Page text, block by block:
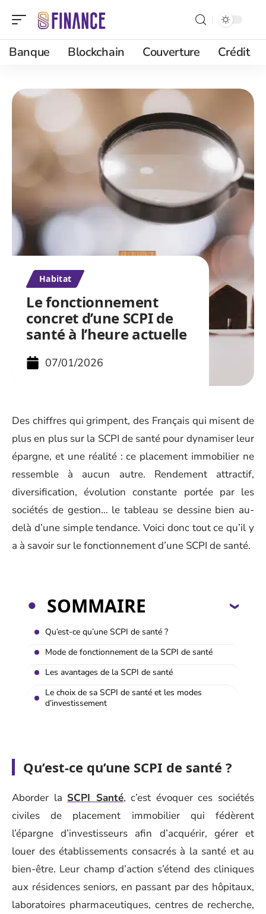
Banque Blockchain Couverture Crédit
Habitat
Le fonctionnement
concret d’une SCPI de
santé à l’heure actuelle
07/01/2026
Des chiffres qui grimpent, des Français qui misent de
plus en plus sur la SCPI de santé pour dynamiser leur
épargne, et une réalité : ce placement immobilier ne
ressemble à aucun autre. Rendement attractif,
diversification, évolution constante portée par les
sociétés de gestion… le tableau se dessine bien au-
delà d’une simple tendance. Voici donc tout ce qu’il y
a à savoir sur le fonctionnement d’une SCPI de santé.
SOMMAIRE
Qu’est-ce qu’une SCPI de santé ?
Mode de fonctionnement de la SCPI de santé
Les avantages de la SCPI de santé
Le choix de sa SCPI de santé et les modes
d’investissement
Qu’est-ce qu’une SCPI de santé ?
Aborder la SCPI Santé, c’est évoquer ces sociétés
civiles de placement immobilier qui fédèrent
l’épargne d’investisseurs afin d’acquérir, gérer et
louer des établissements consacrés à la santé et au
bien-être. Leur champ d’action s’étend des cliniques
aux résidences seniors, en passant par des hôpitaux,
laboratoires pharmaceutiques, centres de recherche,